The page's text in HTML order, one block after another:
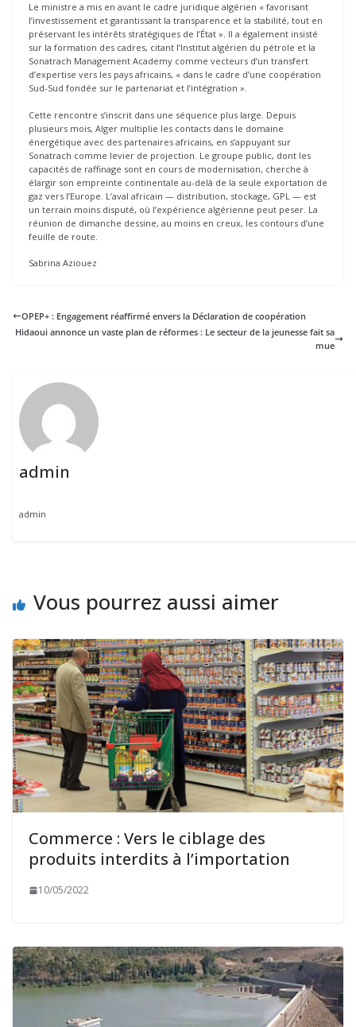
Le ministre a mis en avant le cadre juridique algérien « favorisant
l’investissement et garantissant la transparence et la stabilité, tout en
préservant les intérêts stratégiques de l’État ». Il a également insisté
sur la formation des cadres, citant l’Institut algérien du pétrole et la
Sonatrach Management Academy comme vecteurs d’un transfert
d’expertise vers les pays africains, « dans le cadre d’une coopération
Sud-Sud fondée sur le partenariat et l’intégration ».
Cette rencontre s’inscrit dans une séquence plus large. Depuis
plusieurs mois, Alger multiplie les contacts dans le domaine
énergétique avec des partenaires africains, en s’appuyant sur
Sonatrach comme levier de projection. Le groupe public, dont les
capacités de raffinage sont en cours de modernisation, cherche à
élargir son empreinte continentale au-delà de la seule exportation de
gaz vers l’Europe. L’aval africain — distribution, stockage, GPL — est
un terrain moins disputé, où l’expérience algérienne peut peser. La
réunion de dimanche dessine, au moins en creux, les contours d’une
feuille de route.
Sabrina Aziouez
OPEP+ : Engagement réaffirmé envers la Déclaration de coopération
Hidaoui annonce un vaste plan de réformes : Le secteur de la jeunesse fait sa
mue
admin
admin
Vous pourrez aussi aimer
Commerce : Vers le ciblage des
produits interdits à l’importation
10/05/2022